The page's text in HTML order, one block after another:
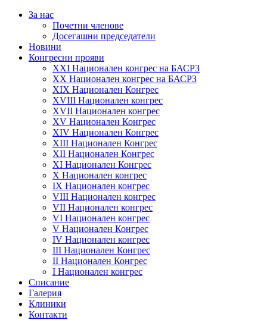
За нас
Почетни членове
Досегашни председатели
Новини
Конгресни прояви
XXI Национален конгрес на БАСРЗ
XX Национален конгрес на БАСРЗ
XIX Национален Конгрес
XVIII Национален конгрес
XVII Национален конгрес
XV Национален Конгрес
XIV Национален Конгрес
XIII Национален Конгрес
XII Национален Конгрес
XI Национален Конгрес
X Национален конгрес
IX Национален конгрес
VIII Национален конгрес
VII Национален конгрес
VI Национален конгрес
V Национален Конгрес
IV Национален конгрес
III Национален Конгрес
II Национален Конгрес
I Национален конгрес
Списание
Галерия
Клиники
Контакти